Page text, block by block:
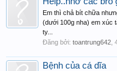
Em thì chả bít chữa
(dưới 100g nha) em xúc
ty...
Đăng bởi: toantrung642
Bệnh của cá dĩa